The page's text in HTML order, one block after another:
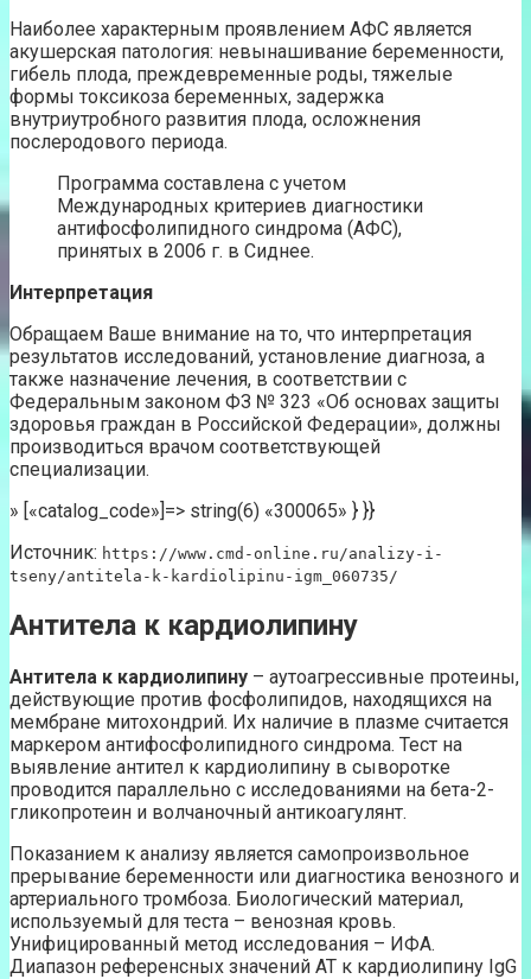
Наиболее характерным проявлением АФС является
акушерская патология: невынашивание беременности,
гибель плода, преждевременные роды, тяжелые
формы токсикоза беременных, задержка
внутриутробного развития плода, осложнения
послеродового периода.
Программа составлена с учетом
Международных критериев диагностики
антифосфолипидного синдрома (АФС),
принятых в 2006 г. в Сиднее.
Интерпретация
Обращаем Ваше внимание на то, что интерпретация
результатов исследований, установление диагноза, а
также назначение лечения, в соответствии с
Федеральным законом ФЗ № 323 «Об основах защиты
здоровья граждан в Российской Федерации», должны
производиться врачом соответствующей
специализации.
» [«catalog_code»]=> string(6) «300065» } }}
Источник: https://www.cmd-online.ru/analizy-i-
tseny/antitela-k-kardiolipinu-igm_060735/
Антитела к кардиолипину
Антитела к кардиолипину – аутоагрессивные протеины,
действующие против фосфолипидов, находящихся на
мембране митохондрий. Их наличие в плазме считается
маркером антифосфолипидного синдрома. Тест на
выявление антител к кардиолипину в сыворотке
проводится параллельно с исследованиями на бета-2-
гликопротеин и волчаночный антикоагулянт.
Показанием к анализу является самопроизвольное
прерывание беременности или диагностика венозного и
артериального тромбоза. Биологический материал,
используемый для теста – венозная кровь.
Унифицированный метод исследования – ИФА.
Диапазон референсных значений АТ к кардиолипину IgG